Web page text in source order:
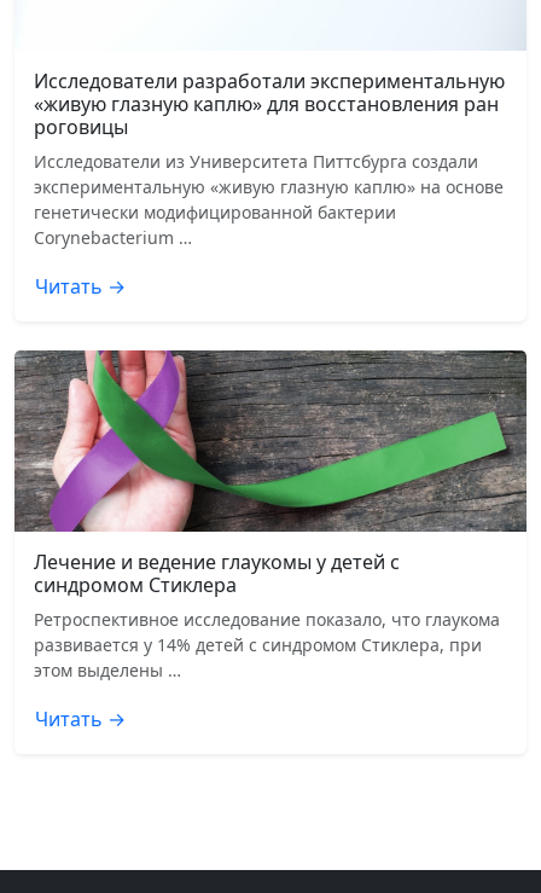
Исследователи разработали экспериментальную
«живую глазную каплю» для восстановления ран
роговицы
Исследователи из Университета Питтсбурга создали
экспериментальную «живую глазную каплю» на основе
генетически модифицированной бактерии
Corynebacterium …
Читать →
Лечение и ведение глаукомы у детей с
синдромом Стиклера
Ретроспективное исследование показало, что глаукома
развивается у 14% детей с синдромом Стиклера, при
этом выделены …
Читать →